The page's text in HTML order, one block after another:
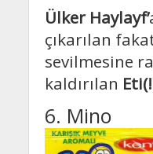
Ülker Haylayf’
çıkarılan
sevilmesine
kaldırılan
6. Mino